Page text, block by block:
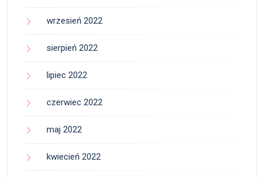
wrzesień 2022
sierpień 2022
lipiec 2022
czerwiec 2022
maj 2022
kwiecień 2022